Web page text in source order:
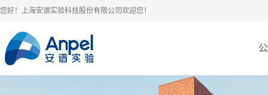
您好！上海安谱实验科技股份有限公司欢迎您！